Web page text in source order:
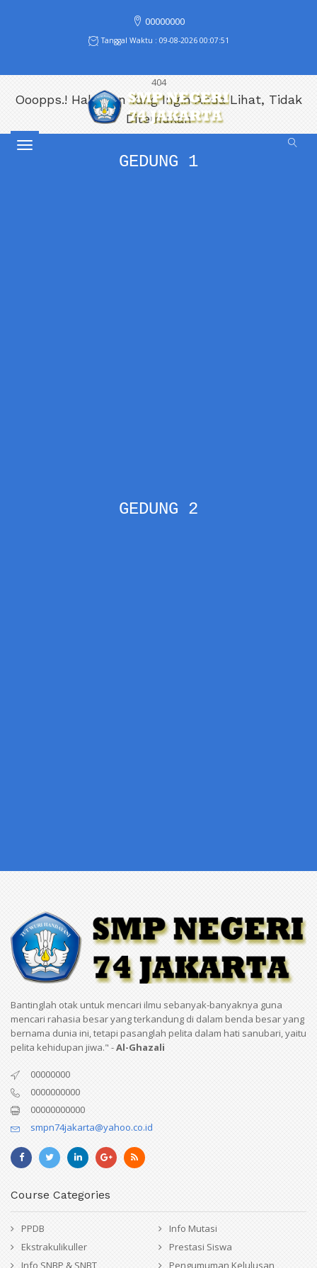
00000000
Tanggal Waktu : 09-08-2026 00:07:51
Toggle
404
Ooopps.! Halaman Yang Ingin Anda Lihat, Tidak
Ditemukan
GEDUNG 1
GEDUNG 2
Bantinglah otak untuk mencari ilmu sebanyak-banyaknya guna
mencari rahasia besar yang terkandung di dalam benda besar yang
bernama dunia ini, tetapi pasanglah pelita dalam hati sanubari, yaitu
pelita kehidupan jiwa." -Al-Ghazali
00000000
0000000000
00000000000
smpn74jakarta@yahoo.co.id
Course Categories
PPDB
Info Mutasi
Ekstrakulikuller
Prestasi Siswa
Info SNBP & SNBT
Pengumuman Kelulusan